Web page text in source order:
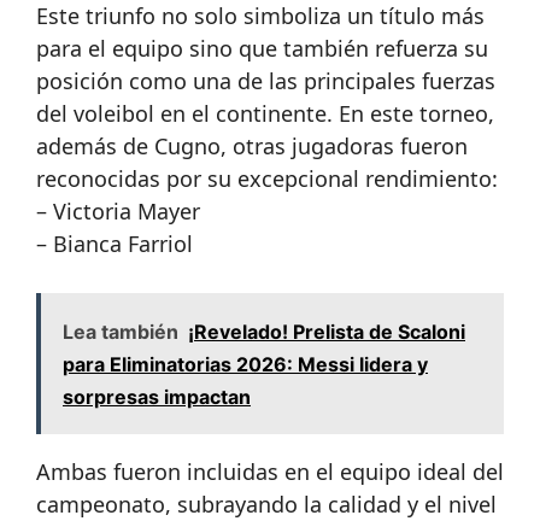
Este triunfo no solo simboliza un título más
para el equipo sino que también refuerza su
posición como una de las principales fuerzas
del voleibol en el continente. En este torneo,
además de Cugno, otras jugadoras fueron
reconocidas por su excepcional rendimiento:
– Victoria Mayer
– Bianca Farriol
Lea también ¡Revelado! Prelista de Scaloni
para Eliminatorias 2026: Messi lidera y
sorpresas impactan
Ambas fueron incluidas en el equipo ideal del
campeonato, subrayando la calidad y el nivel